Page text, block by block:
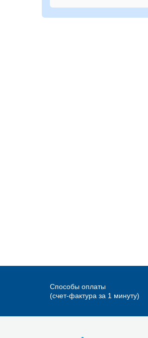
Способы оплаты
(счет-фактура за 1 минуту)